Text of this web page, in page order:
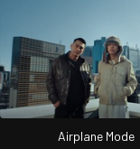
Airplane Mode